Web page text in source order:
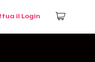
il Login